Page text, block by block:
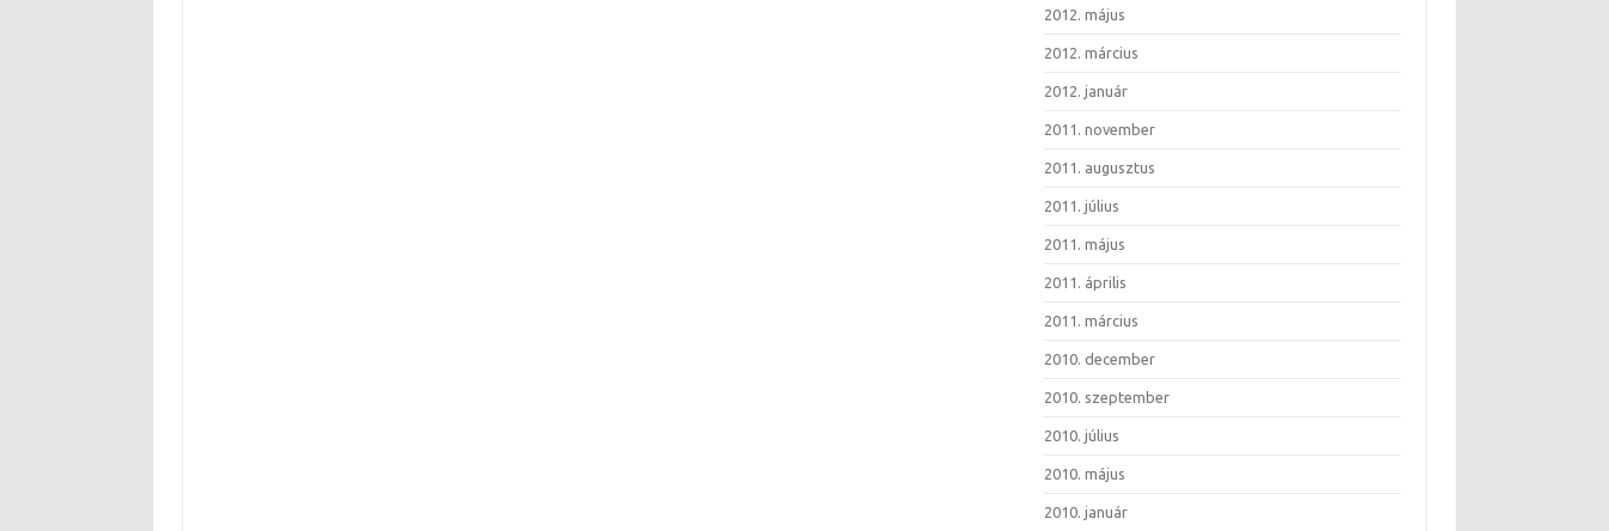
2012. május
2012. március
2012. január
2011. november
2011. augusztus
2011. július
2011. május
2011. április
2011. március
2010. december
2010. szeptember
2010. július
2010. május
2010. január